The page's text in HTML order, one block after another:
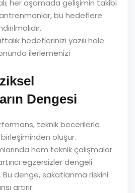
her aşamada gelişimin takibi
antrenmanlar, bu hedeflere
hedeflerinizi yazılı hale
ilerlemenizi
Dengesi
teknik becerilerle
birleşiminden oluşur.
hem teknik çalışmalar
egzersizler dengeli
Bu denge, sakatlanma riskini
artırır.